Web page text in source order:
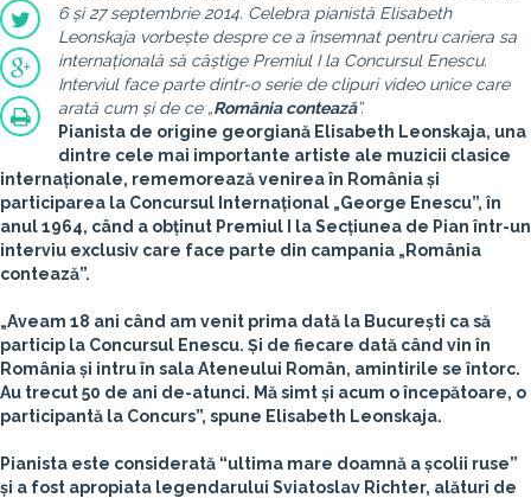
6 și 27 septembrie 2014. Celebra pianistă Elisabeth
Leonskaja vorbește despre ce a însemnat pentru cariera sa
internațională să câștige Premiul I la Concursul Enescu.
Interviul face parte dintr-o serie de clipuri video unice care
arată cum și de ce „România contează”.
Pianista de origine georgiană Elisabeth Leonskaja, una
dintre cele mai importante artiste ale muzicii clasice
internaționale, rememorează venirea în România și
participarea la Concursul Internațional „George Enescu”, în
anul 1964, când a obținut Premiul I la Secțiunea de Pian într-un
interviu exclusiv care face parte din campania „România
contează”.
„Aveam 18 ani când am venit prima dată la București ca să
particip la Concursul Enescu. Și de fiecare dată când vin în
România și intru în sala Ateneului Român, amintirile se întorc.
Au trecut 50 de ani de-atunci. Mă simt și acum o începătoare, o
participantă la Concurs”, spune Elisabeth Leonskaja.
Pianista este considerată “ultima mare doamnă a școlii ruse”
și a fost apropiata legendarului Sviatoslav Richter, alături de